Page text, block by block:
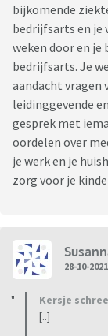
bijkomende
bedrijfsarts en je
weken door en je
bedrijfsarts. Je
aandacht vragen
leidinggevende
gesprek met
oordelen over
je werk en je
zorg voor je
28-10-2021
Kersje
[..]